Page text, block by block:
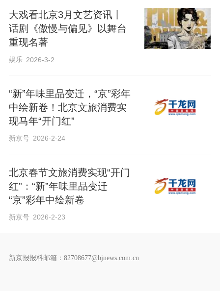
大戏看北京3月文艺资讯丨
话剧《傲慢与偏见》以舞台
重现名著
娱乐 2026-3-2
“新”年味里品变迁，“京”彩年
中绘新卷！北京文旅消费实
现马年“开门红”
新京号 2026-2-24
北京春节文旅消费实现“开门
红”：“新”年味里品变迁
“京”彩年中绘新卷
新京号 2026-2-23
新京报报料邮箱：82708677@bjnews.com.cn